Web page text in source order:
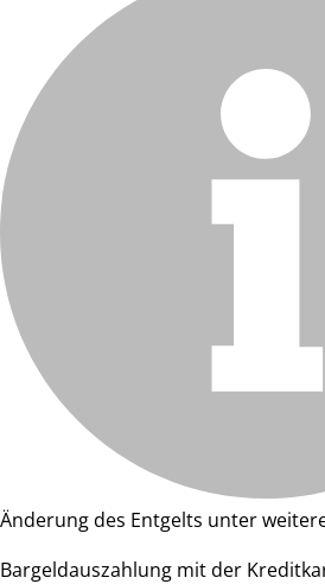
Änderung des Entgelts unter
Bargeldauszahlung mit der